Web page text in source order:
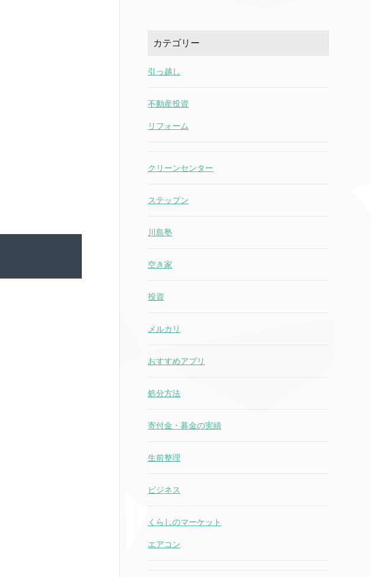
カテゴリー
引っ越し
不動産投資
リフォーム
クリーンセンター
ステップン
川島塾
空き家
投資
メルカリ
おすすめアプリ
処分方法
寄付金・募金の実績
生前整理
ビジネス
くらしのマーケット
エアコン